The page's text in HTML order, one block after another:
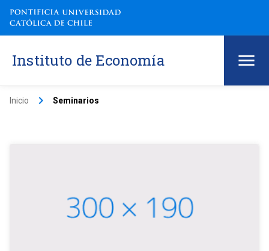
Instituto de Economía
Inicio keyboard_arrow_right Seminarios